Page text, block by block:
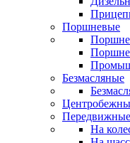
Поршневые
Безмасляные
Передвижные
На